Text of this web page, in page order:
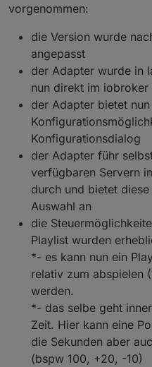
vorgenommen:
die Version wurde
angepasst
der Adapter wurde in
nun direkt im
der Adapter bietet
Konfigurationsdialog
der Adapter führ
verfügbaren Servern
durch und bietet
Auswahl an
die
Playlist wurden
*- es kann nun ein
relativ zum abspielen
werden.
*- das selbe geht
Zeit. Hier kann eine
die Sekunden aber
(bspw 100, +20, -10)